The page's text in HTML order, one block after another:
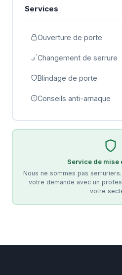
Services
Ouverture de porte
Changement de serrure
Blindage de porte
Conseils anti-arnaque
Service de mise
Nous ne sommes pas
votre demande avec un
votre